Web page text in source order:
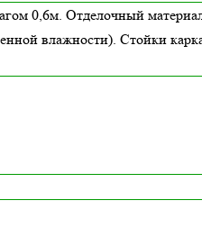
0,6м. Отделочный
влажности). Стойки